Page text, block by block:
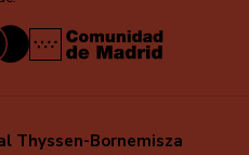
Thyssen-Bornemisza